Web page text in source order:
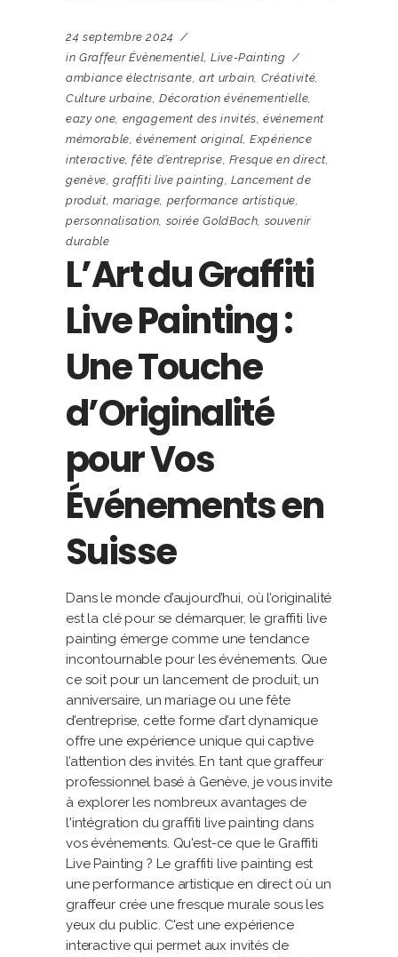
24 septembre 2024
in Graffeur Évènementiel, Live-Painting
ambiance électrisante, art urbain, Créativité,
Culture urbaine,Décoration événementielle,
eazy one, engagement des invités,événement
mémorable,événement original,Expérience
interactive,fête d’entreprise, Fresque en direct,
genève,graffiti live painting, Lancement de
produit, mariage, performance artistique,
personnalisation, soirée GoldBach, souvenir
durable
L’Art du Graffiti
Live Painting :
Une Touche
d’Originalité
pour Vos
Événements en
Suisse
Dans le monde d’aujourd’hui, où l’originalité
est la clé pour se démarquer, le graffiti live
painting émerge comme une tendance
incontournable pour les événements. Que
ce soit pour un lancement de produit, un
anniversaire, un mariage ou une fête
d’entreprise, cette forme d’art dynamique
offre une expérience unique qui captive
l’attention des invités. En tant que graffeur
professionnel basé à Genève, je vous invite
à explorer les nombreux avantages de
l'intégration du graffiti live painting dans
vos événements. Qu'est-ce que le Graffiti
Live Painting ? Le graffiti live painting est
une performance artistique en direct où un
graffeur crée une fresque murale sous les
yeux du public. C'est une expérience
interactive qui permet aux invités de